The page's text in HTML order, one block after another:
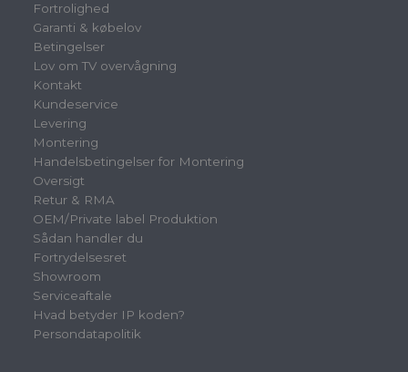
Fortrolighed
Garanti & købelov
Betingelser
Lov om TV overvågning
Kontakt
Kundeservice
Levering
Montering
Handelsbetingelser for Montering
Oversigt
Retur & RMA
OEM/Private label Produktion
Sådan handler du
Fortrydelsesret
Showroom
Serviceaftale
Hvad betyder IP koden?
Persondatapolitik